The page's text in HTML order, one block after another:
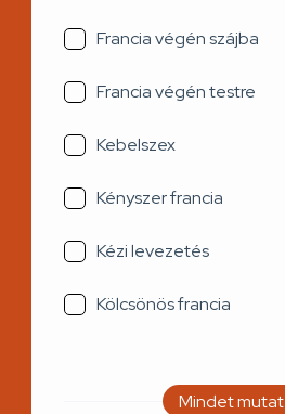
Francia végén szájba
Francia végén testre
Kebelszex
Kényszer francia
Kézi levezetés
Kölcsönös francia
Mindet mutat